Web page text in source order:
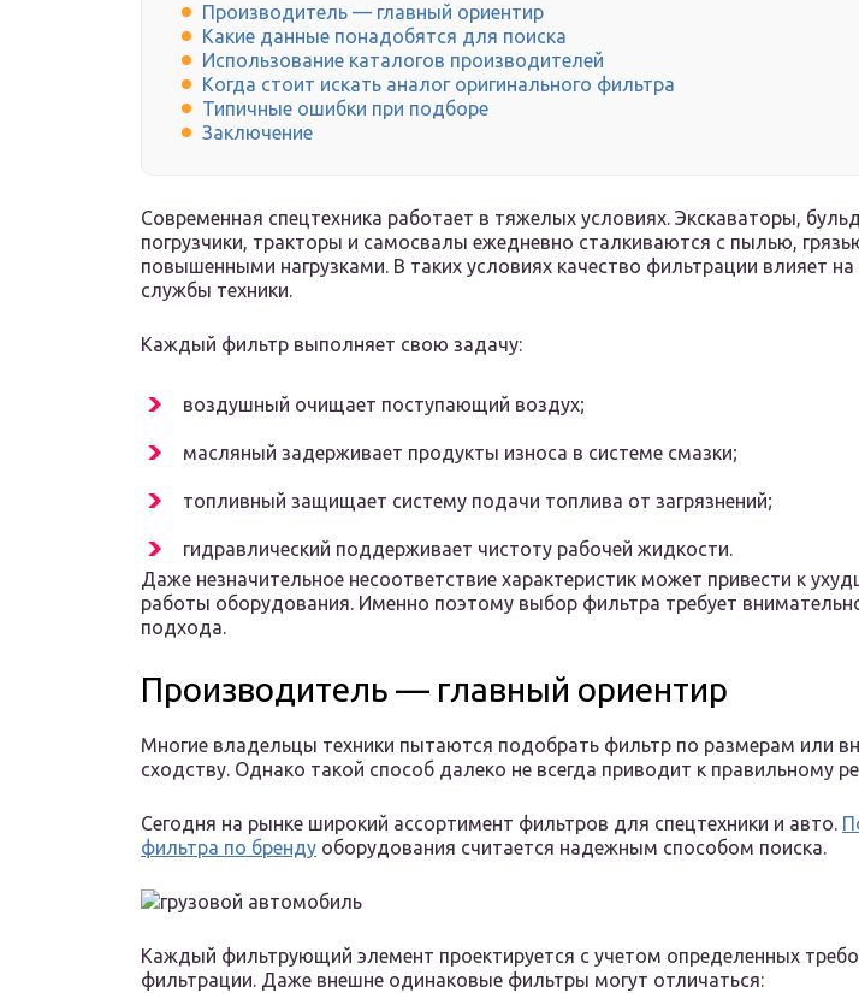
Производитель — главный ориентир
Какие данные понадобятся для поиска
Использование каталогов производителей
Когда стоит искать аналог оригинального фильтра
Типичные ошибки при подборе
Заключение
Современная спецтехника работает в тяжелых условиях. Экскаваторы,
погрузчики, тракторы и самосвалы ежедневно сталкиваются с пылью,
повышенными нагрузками. В таких условиях качество фильтрации влияет на
службы техники.
Каждый фильтр выполняет свою задачу:
воздушный очищает поступающий воздух;
масляный задерживает продукты износа в системе смазки;
топливный защищает систему подачи топлива от загрязнений;
гидравлический поддерживает чистоту рабочей жидкости.
Даже незначительное несоответствие характеристик может привести к
работы оборудования. Именно поэтому выбор фильтра требует
подхода.
Производитель — главный ориентир
Многие владельцы техники пытаются подобрать фильтр по размерам или
сходству. Однако такой способ далеко не всегда приводит к правильному
Сегодня на рынке широкий ассортимент фильтров для спецтехники и авто. П
фильтра по бренду оборудования считается надежным способом поиска.
Каждый фильтрующий элемент проектируется с учетом определенных
фильтрации. Даже внешне одинаковые фильтры могут отличаться: